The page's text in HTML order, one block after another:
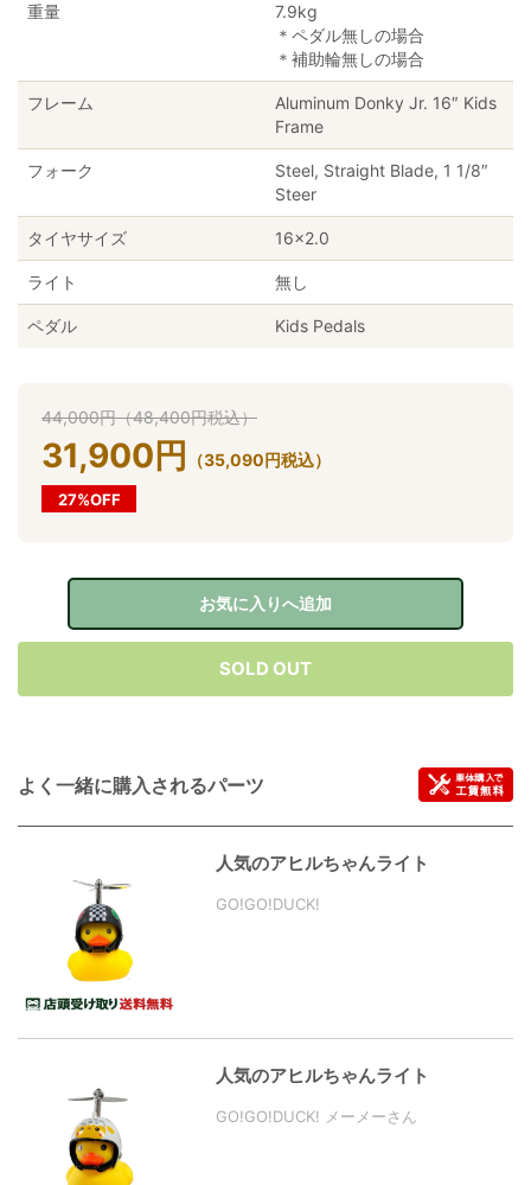
重量
7.9kg
＊ペダル無しの場合
＊補助輪無しの場合
フレーム
Aluminum Donky Jr. 16″ Kids
Frame
フォーク
Steel, Straight Blade, 1 1/8″
Steer
タイヤサイズ 16×2.0
ライト 無し
ペダル Kids Pedals
44,000円（48,400円税込）
31,900 円 （35,090円税込）
27%OFF
お気に入りへ追加
SOLD OUT
よく一緒に購入されるパーツ
人気のアヒルちゃんライト
GO!GO!DUCK!
人気のアヒルちゃんライト
GO!GO!DUCK! メーメーさん